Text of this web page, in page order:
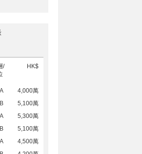
/
HK$
4,000萬
5,100萬
5,300萬
5,100萬
4,500萬